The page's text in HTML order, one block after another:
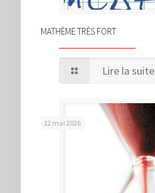
MATHÈME TRÈS FORT
Lire la suite
12 mai 2026